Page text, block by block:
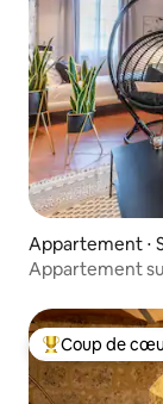
Appartement ⋅
Appartement
Coups de cœur
Coup de